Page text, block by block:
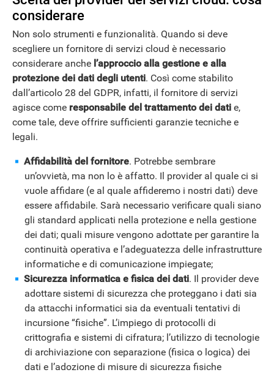
APPLE
considerare
Non solo strumenti e funzionalità. Quando si deve
scegliere un fornitore di servizi cloud è necessario
considerare anche l’approccio alla gestione e alla
protezione dei dati degli utenti. Così come stabilito
dall’articolo 28 del GDPR, infatti, il fornitore di servizi
agisce come responsabile del trattamento dei dati e,
come tale, deve offrire sufficienti garanzie tecniche e
legali.
Affidabilità del fornitore. Potrebbe sembrare
un’ovvietà, ma non lo è affatto. Il provider al quale ci si
vuole affidare (e al quale affideremo i nostri dati) deve
essere affidabile. Sarà necessario verificare quali siano
gli standard applicati nella protezione e nella gestione
dei dati; quali misure vengono adottate per garantire la
continuità operativa e l’adeguatezza delle infrastrutture
informatiche e di comunicazione impiegate;
Sicurezza informatica e fisica dei dati. Il provider deve
adottare sistemi di sicurezza che proteggano i dati sia
da attacchi informatici sia da eventuali tentativi di
incursione “fisiche”. L’impiego di protocolli di
crittografia e sistemi di cifratura; l’utilizzo di tecnologie
di archiviazione con separazione (fisica o logica) dei
dati e l’adozione di misure di sicurezza fisiche